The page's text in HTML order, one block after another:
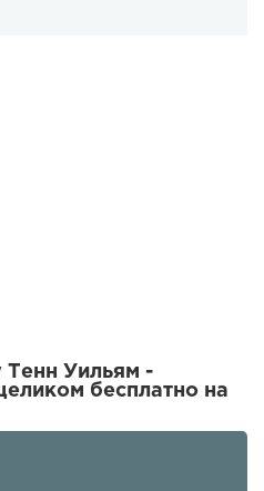
Тенн Уильям -
бесплатно на